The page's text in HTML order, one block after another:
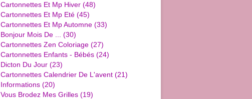
Cartonnettes Et Mp Hiver (48)
Cartonnettes Et Mp Eté (45)
Cartonnettes Et Mp Automne (33)
Bonjour Mois De ...
(30)
Cartonnettes Zen Coloriage (27)
Cartonnettes Enfants - Bébés (24)
Dicton Du Jour (23)
Cartonnettes Calendrier De L'avent (21)
Informations (20)
Vous Brodez Mes Grilles (19)